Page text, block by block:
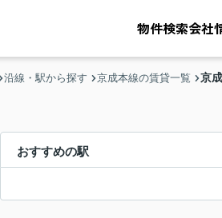
物件検索会社
沿線・駅から探す 京成本線の賃貸一覧 京
おすすめの駅